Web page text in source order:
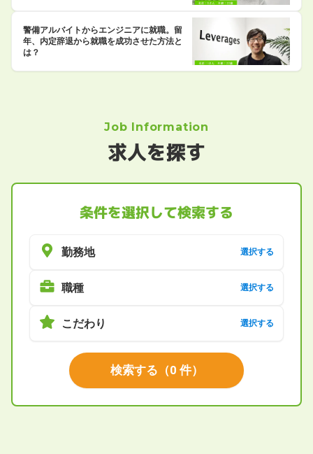
警備アルバイトからエンジニアに就職。留
年、内定辞退から就職を成功させた方法と
は？
Job Information
求人を探す
条件を選択して検索する
勤務地 選択する
職種 選択する
こだわり 選択する
検索する （0 件）